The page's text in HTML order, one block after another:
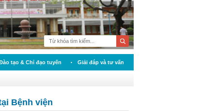
tạo & Chỉ đạo tuyến Giải đáp và tư vấn
Bệnh viện